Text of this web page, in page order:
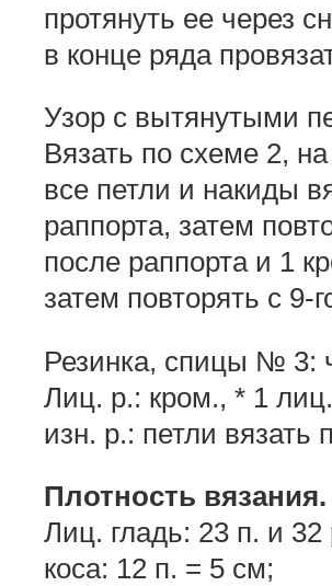
протянуть ее через
в конце ряда
Узор с вытянутыми
Вязать по схеме 2,
все петли и накиды
раппорта, затем
после раппорта и 1
затем повторять с 9-
Резинка, спицы № 3:
Лиц. р.: кром., * 1
изн. р.: петли вязать
Плотность вязания.
Лиц. гладь: 23 п. и
коса: 12 п. = 5 см;